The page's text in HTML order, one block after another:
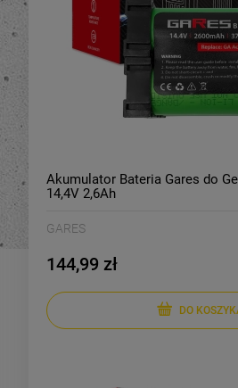
Akumulator Bateria Gares do
14,4V 2,6Ah
GARES
144,99 zł
DO